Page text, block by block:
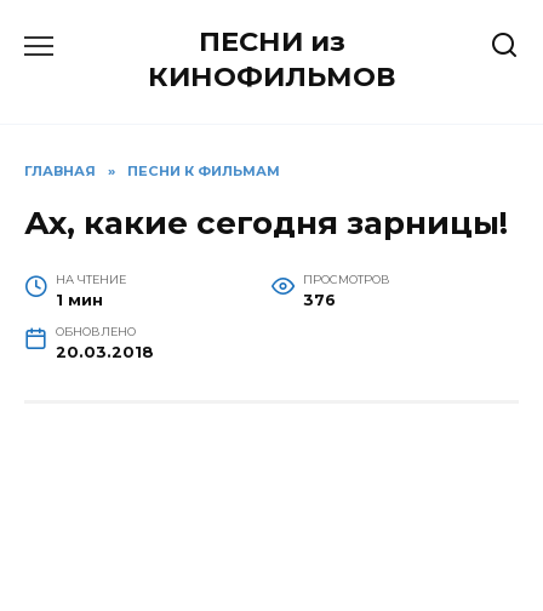
ПЕСНИ из
КИНОФИЛЬМОВ
ГЛАВНАЯ » ПЕСНИ К ФИЛЬМАМ
Ах, какие сегодня зарницы!
НА ЧТЕНИЕ
1 мин
ПРОСМОТРОВ
376
ОБНОВЛЕНО
20.03.2018